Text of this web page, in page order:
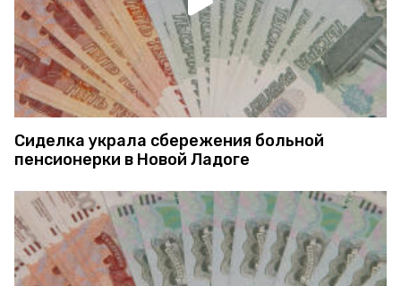
Сиделка украла сбережения больной
пенсионерки в Новой Ладоге